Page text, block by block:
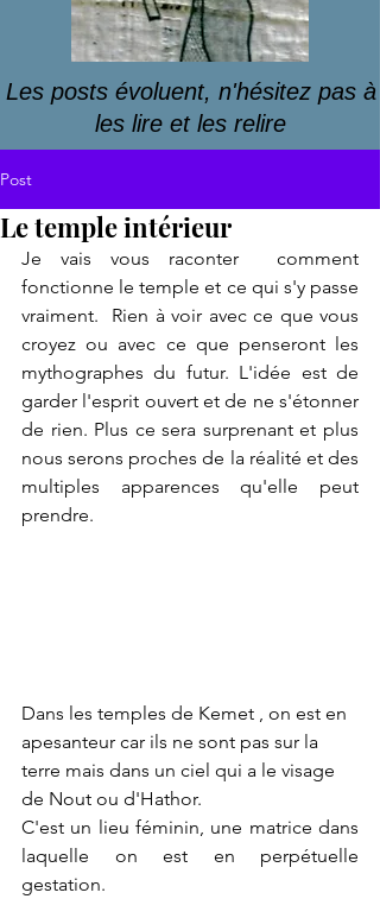
Les posts évoluent, n'hésitez pas à
les lire et les relire
Post
Le temple intérieur
Je vais vous raconter  comment
fonctionne le temple et ce qui s'y passe
vraiment.  Rien à voir avec ce que vous
croyez ou avec ce que penseront les
mythographes du futur. L'idée est de
garder l'esprit ouvert et de ne s'étonner
de rien. Plus ce sera surprenant et plus
nous serons proches de la réalité et des
multiples apparences qu'elle peut
prendre.
Dans les temples de Kemet , on est en
apesanteur car ils ne sont pas sur la
terre mais dans un ciel qui a le visage
de Nout ou d'Hathor.
C'est un lieu féminin, une matrice dans
laquelle on est en perpétuelle
gestation.